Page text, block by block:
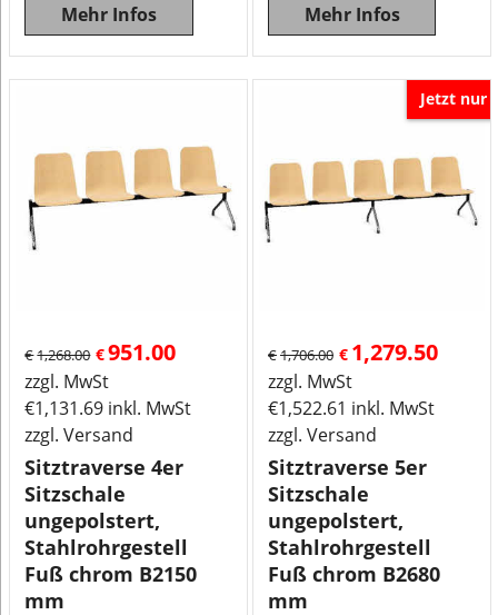
Mehr Infos Mehr Infos
€1,268.00 €951.00
zzgl. MwSt
€1,131.69 inkl. MwSt
zzgl. Versand
Sitztraverse 4er
Sitzschale
ungepolstert,
Stahlrohrgestell
Fuß chrom B2150
mm
Jetzt nur
€1,706.00 € 1,279.50
zzgl. MwSt
€1,522.61 inkl. MwSt
zzgl. Versand
Sitztraverse 5er
Sitzschale
ungepolstert,
Stahlrohrgestell
Fuß chrom B2680
mm